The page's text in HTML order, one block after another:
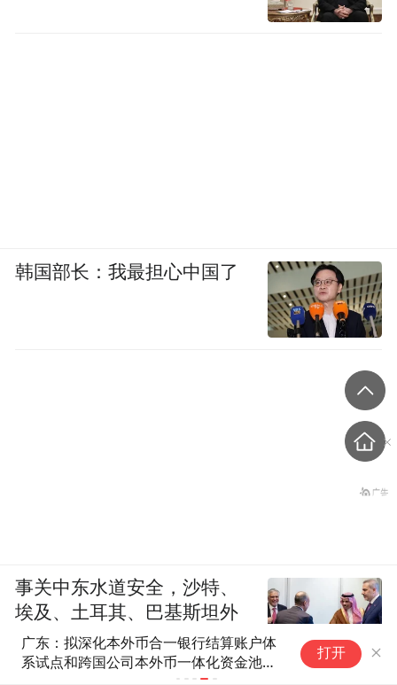
广东：拟深化本外币合一银行结算账户体
系试点和跨国公司本外币一体化资金池试
打开
韩国部长：我最担心中国了
事关中东水道安全，沙特、
埃及、土耳其、巴基斯坦外
长举行会晤